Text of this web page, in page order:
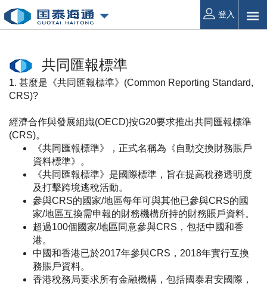
登入
共同匯報標準
1. 甚麼是《共同匯報標準》(Common Reporting Standard,
CRS)?
經濟合作與發展組織(OECD)按G20要求推出共同匯報標準
(CRS)。
《共同匯報標準》，正式名稱為《自動交換財務賬戶
資料標準》。
《共同匯報標準》是國際標準，旨在提高稅務透明度
及打擊跨境逃稅活動。
參與CRS的國家/地區每年可與其他已參與CRS的國
家/地區互換需申報的財務機構所持的財務賬戶資料。
超過100個國家/地區同意參與CRS，包括中國和香
港。
中國和香港已於2017年參與CRS，2018年實行互換
務賬戶資料。
香港稅務局要求所有金融機構，包括國泰君安國際，